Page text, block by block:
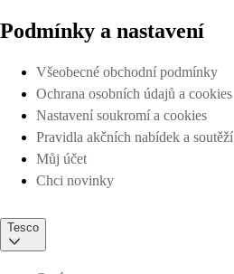
Podmínky a nastavení
Všeobecné obchodní podmínky
Ochrana osobních údajů a cookies
Nastavení soukromí a cookies
Pravidla akčních nabídek a soutěží
Můj účet
Chci novinky
Tesco